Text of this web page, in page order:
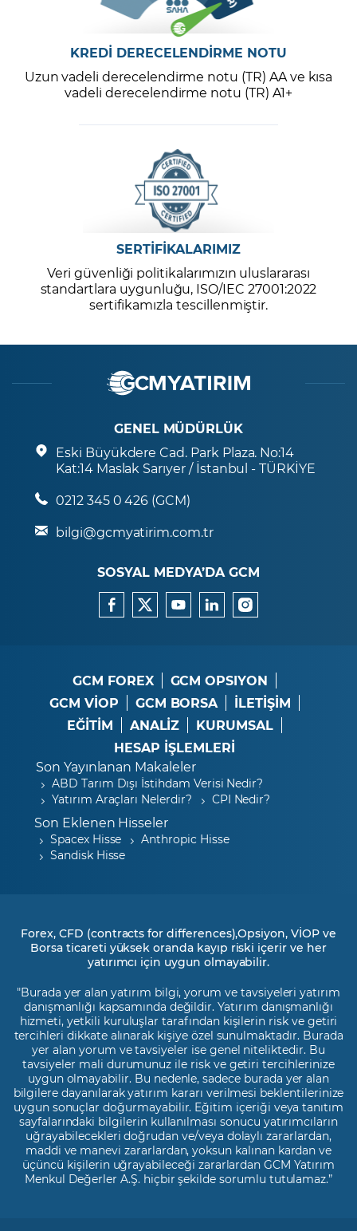
KREDİ DERECELENDİRME NOTU
Uzun vadeli derecelendirme notu (TR) AA ve kısa
vadeli derecelendirme notu (TR) A1+
SERTİFİKALARIMIZ
Veri güvenliği politikalarımızın uluslararası
standartlara uygunluğu, ISO/IEC 27001:2022
sertifikamızla tescillenmiştir.
GENEL MÜDÜRLÜK
Eski Büyükdere Cad. Park Plaza. No:14
Kat:14 Maslak Sarıyer / İstanbul - TÜRKİYE
0212 345 0 426 (GCM)
bilgi@gcmyatirim.com.tr
SOSYAL MEDYA’DA GCM
GCM FOREX
GCM OPSIYON
GCM VİOP
GCM BORSA
İLETİŞİM
EĞİTİM
ANALİZ
KURUMSAL
HESAP İŞLEMLERİ
Son Yayınlanan Makaleler
ABD Tarım Dışı İstihdam Verisi Nedir?
Yatırım Araçları Nelerdir?
CPI Nedir?
Son Eklenen Hisseler
Spacex Hisse
Anthropic Hisse
Sandisk Hisse
Forex, CFD (contracts for differences),Opsiyon, VİOP ve
Borsa ticareti yüksek oranda kayıp riski içerir ve her
yatırımcı için uygun olmayabilir.
"Burada yer alan yatırım bilgi, yorum ve tavsiyeleri yatırım
danışmanlığı kapsamında değildir. Yatırım danışmanlığı
hizmeti, yetkili kuruluşlar tarafından kişilerin risk ve getiri
tercihleri dikkate alınarak kişiye özel sunulmaktadır. Burada
yer alan yorum ve tavsiyeler ise genel niteliktedir. Bu
tavsiyeler mali durumunuz ile risk ve getiri tercihlerinize
uygun olmayabilir. Bu nedenle, sadece burada yer alan
bilgilere dayanılarak yatırım kararı verilmesi beklentilerinize
uygun sonuçlar doğurmayabilir. Eğitim içeriği veya tanıtım
sayfalarındaki bilgilerin kullanılması sonucu yatırımcıların
uğrayabilecekleri doğrudan ve/veya dolaylı zararlardan,
maddi ve manevi zararlardan, yoksun kalınan kardan ve
üçüncü kişilerin uğrayabileceği zararlardan GCM Yatırım
Menkul Değerler A.Ş. hiçbir şekilde sorumlu tutulamaz.”